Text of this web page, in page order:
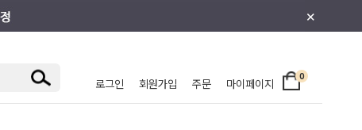
×
/주니어 로그인 회원가입 주문 마이페이지
0